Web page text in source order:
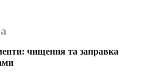
чищення та заправка